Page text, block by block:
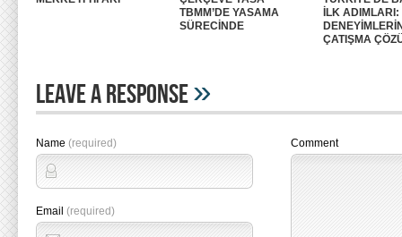
TBMM’DE YASAMA
SÜRECİNDE
İLK
ÇATIŞMA
Leave A Response»
Name (required)
Email (required)
Comment